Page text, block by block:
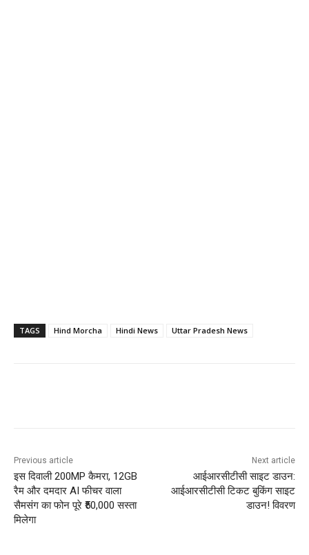
TAGS Hind Morcha Hindi News Uttar Pradesh News
Previous article
इस दिवाली 200MP कैमरा, 12GB
रैम और दमदार AI फीचर वाला
सैमसंग का फोन पूरे ₹50,000 सस्ता
मिलेगा
Next article
आईआरसीटीसी साइट डाउन:
आईआरसीटीसी टिकट बुकिंग साइट
डाउन! विवरण